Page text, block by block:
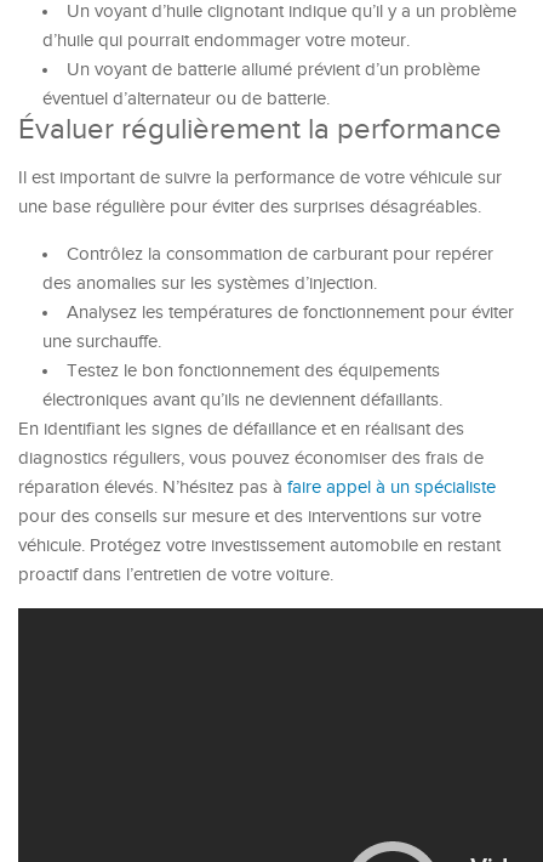
Un voyant d’huile clignotant indique qu’il y a un problème
d’huile qui pourrait endommager votre moteur.
Un voyant de batterie allumé prévient d’un problème
éventuel d’alternateur ou de batterie.
Évaluer régulièrement la performance
Il est important de suivre la performance de votre véhicule sur
une base régulière pour éviter des surprises désagréables.
Contrôlez la consommation de carburant pour repérer
des anomalies sur les systèmes d’injection.
Analysez les températures de fonctionnement pour éviter
une surchauffe.
Testez le bon fonctionnement des équipements
électroniques avant qu’ils ne deviennent défaillants.
En identifiant les signes de défaillance et en réalisant des
diagnostics réguliers, vous pouvez économiser des frais de
réparation élevés. N’hésitez pas à faire appel à un spécialiste
pour des conseils sur mesure et des interventions sur votre
véhicule. Protégez votre investissement automobile en restant
proactif dans l’entretien de votre voiture.